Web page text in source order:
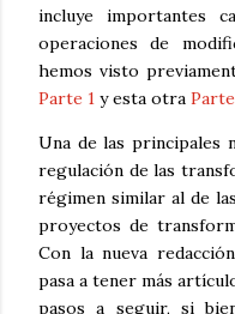
incluye importantes
operaciones de
hemos visto
Parte 1 y esta otra
Una de las principales
regulación de las
régimen similar al de
proyectos de
Con la nueva
pasa a tener más
pasos a seguir, si